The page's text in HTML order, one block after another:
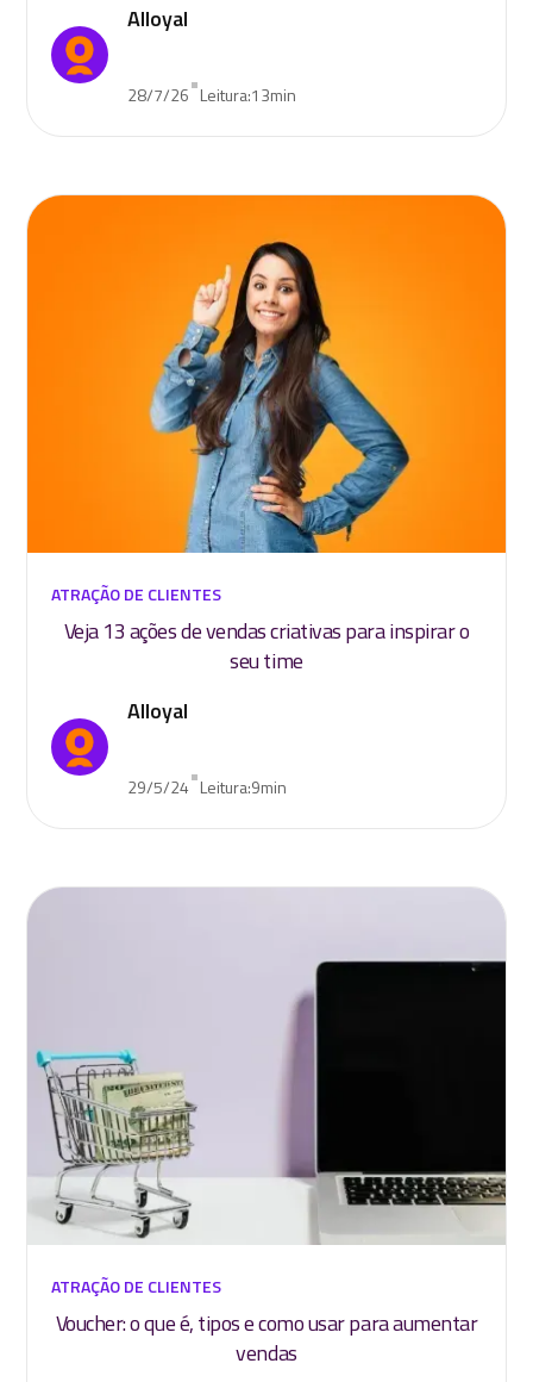
Alloyal
28/7/26•Leitura:13min
ATRAÇÃO DE CLIENTES
Veja 13 ações de vendas criativas para inspirar o
seu time
Alloyal
29/5/24•Leitura:9min
ATRAÇÃO DE CLIENTES
Voucher: o que é, tipos e como usar para aumentar
vendas